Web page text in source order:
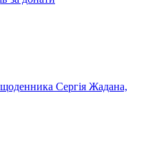
Сергія Жадана,